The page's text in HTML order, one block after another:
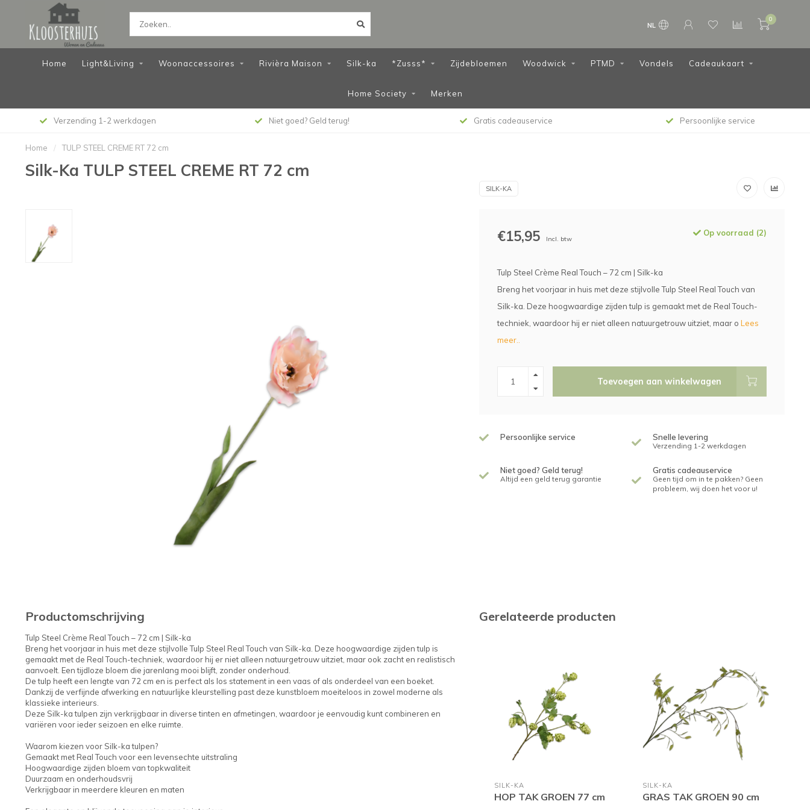
NL
0
Home Light&Living Woonaccessoires Rivièra Maison Silk-ka *Zusss* Zijdebloemen Woodwick PTMD Vondels Cadeaukaart
Home Society Merken
Verzending 1-2 werkdagen Niet goed? Geld terug! Gratis cadeauservice Persoonlijke service
Home / TULP STEEL CREME RT 72 cm
Silk-Ka TULP STEEL CREME RT 72 cm
SILK-KA
€15,95 Incl. btw
Op voorraad (2)
Tulp Steel Crème Real Touch – 72 cm | Silk-ka
Breng het voorjaar in huis met deze stijlvolle Tulp Steel Real Touch van
Silk-ka. Deze hoogwaardige zijden tulp is gemaakt met de Real Touch-
techniek, waardoor hij er niet alleen natuurgetrouw uitziet, maar o Lees
meer..
Toevoegen aan winkelwagen
Persoonlijke service Snelle levering
Verzending 1-2 werkdagen
Niet goed? Geld terug!
Altijd een geld terug garantie
Gratis cadeauservice
Geen tijd om in te pakken? Geen
probleem, wij doen het voor u!
Productomschrijving
Tulp Steel Crème Real Touch – 72 cm | Silk-ka
Breng het voorjaar in huis met deze stijlvolle Tulp Steel Real Touch van Silk-ka. Deze hoogwaardige zijden tulp is
gemaakt met de Real Touch-techniek, waardoor hij er niet alleen natuurgetrouw uitziet, maar ook zacht en realistisch
aanvoelt. Een tijdloze bloem die jarenlang mooi blijft, zonder onderhoud.
De tulp heeft een lengte van 72 cm en is perfect als los statement in een vaas of als onderdeel van een boeket.
Dankzij de verfijnde afwerking en natuurlijke kleurstelling past deze kunstbloem moeiteloos in zowel moderne als
klassieke interieurs.
Deze Silk-ka tulpen zijn verkrijgbaar in diverse tinten en afmetingen, waardoor je eenvoudig kunt combineren en
variëren voor ieder seizoen en elke ruimte.
Waarom kiezen voor Silk-ka tulpen?
Gemaakt met Real Touch voor een levensechte uitstraling
Hoogwaardige zijden bloem van topkwaliteit
Duurzaam en onderhoudsvrij
Verkrijgbaar in meerdere kleuren en maten
Gerelateerde producten
SILK-KA
HOP TAK GROEN 77 cm
SILK-KA
GRAS TAK GROEN 90 cm